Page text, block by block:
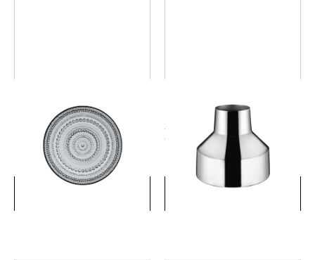
カステヘルミ プレート 17cm
￥3,850 (税込)
ソラーレ ベース
220x200mm ステンレスス
チール
￥27,500 (税込)